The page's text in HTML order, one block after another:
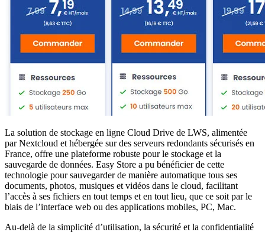
La solution de stockage en ligne Cloud Drive de LWS, alimentée
par Nextcloud et hébergée sur des serveurs redondants sécurisés en
France, offre une plateforme robuste pour le stockage et la
sauvegarde de données. Easy Store a pu bénéficier de cette
technologie pour sauvegarder de manière automatique tous ses
documents, photos, musiques et vidéos dans le cloud, facilitant
l’accès à ses fichiers en tout temps et en tout lieu, que ce soit par le
biais de l’interface web ou des applications mobiles, PC, Mac.
Au-delà de la simplicité d’utilisation, la sécurité et la confidentialité